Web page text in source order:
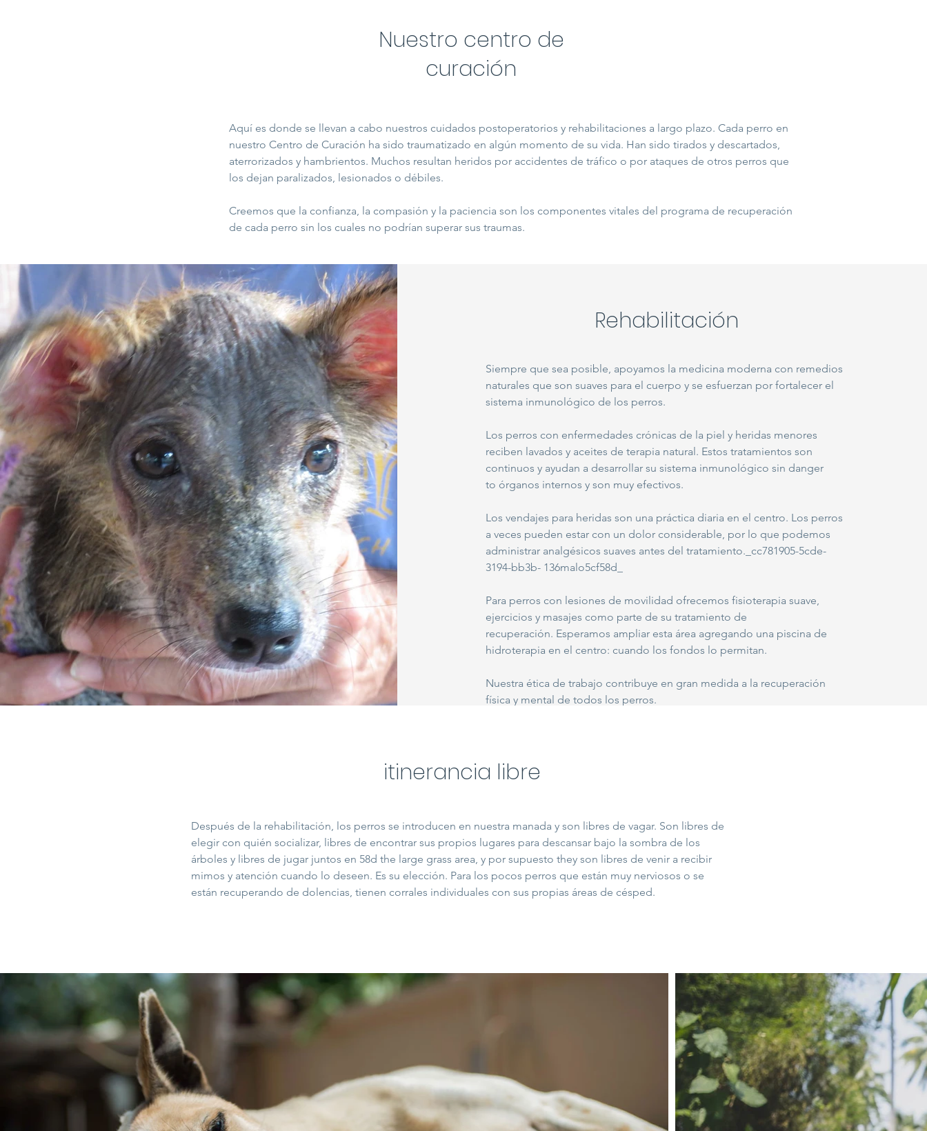
Nuestro centro de
curación
Aquí es donde se llevan a cabo nuestros cuidados postoperatorios y rehabilitaciones a largo plazo. Cada perro en
nuestro Centro de Curación ha sido traumatizado en algún momento de su vida. Han sido tirados y descartados,
aterrorizados y hambrientos. Muchos resultan heridos por accidentes de tráfico o por ataques de otros perros que
los dejan paralizados, lesionados o débiles.
Creemos que la confianza, la compasión y la paciencia son los componentes vitales del programa de recuperación
de cada perro sin los cuales no podrían superar sus traumas.
Rehabilitación
Siempre que sea posible, apoyamos la medicina moderna con remedios
naturales que son suaves para el cuerpo y se esfuerzan por fortalecer el
sistema inmunológico de los perros.
Los perros con enfermedades crónicas de la piel y heridas menores
reciben lavados y aceites de terapia natural. Estos tratamientos son
continuos y ayudan a desarrollar su sistema inmunológico sin danger
to órganos internos y son muy efectivos.
Los vendajes para heridas son una práctica diaria en el centro. Los perros
a veces pueden estar con un dolor considerable, por lo que podemos
administrar analgésicos suaves antes del tratamiento._cc781905-5cde-
3194-bb3b- 136malo5cf58d_
Para perros con lesiones de movilidad ofrecemos fisioterapia suave,
ejercicios y masajes como parte de su tratamiento de
recuperación. Esperamos ampliar esta área agregando una piscina de
hidroterapia en el centro: cuando los fondos lo permitan.
Nuestra ética de trabajo contribuye en gran medida a la recuperación
física y mental de todos los perros.
itinerancia libre
Después de la rehabilitación, los perros se introducen en nuestra manada y son libres de vagar. Son libres de
elegir con quién socializar, libres de encontrar sus propios lugares para descansar bajo la sombra de los
árboles y libres de jugar juntos en 58d the large grass area, y por supuesto they son libres de venir a recibir
mimos y atención cuando lo deseen. Es su elección. Para los pocos perros que están muy nerviosos o se
están recuperando de dolencias, tienen corrales individuales con sus propias áreas de césped.